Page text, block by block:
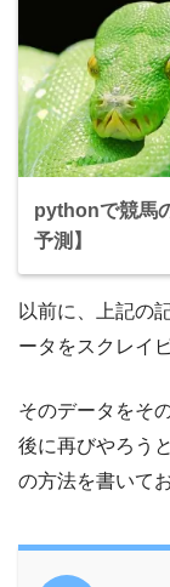
pythonで競馬
予測】
以前に、上記の
ータをスクレイ
そのデータをそ
後に再びやろう
の方法を書いて